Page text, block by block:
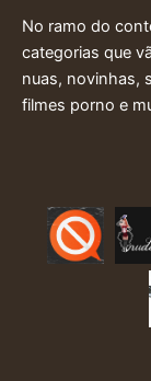
No ramo do
categorias que
nuas, novinhas,
filmes porno e